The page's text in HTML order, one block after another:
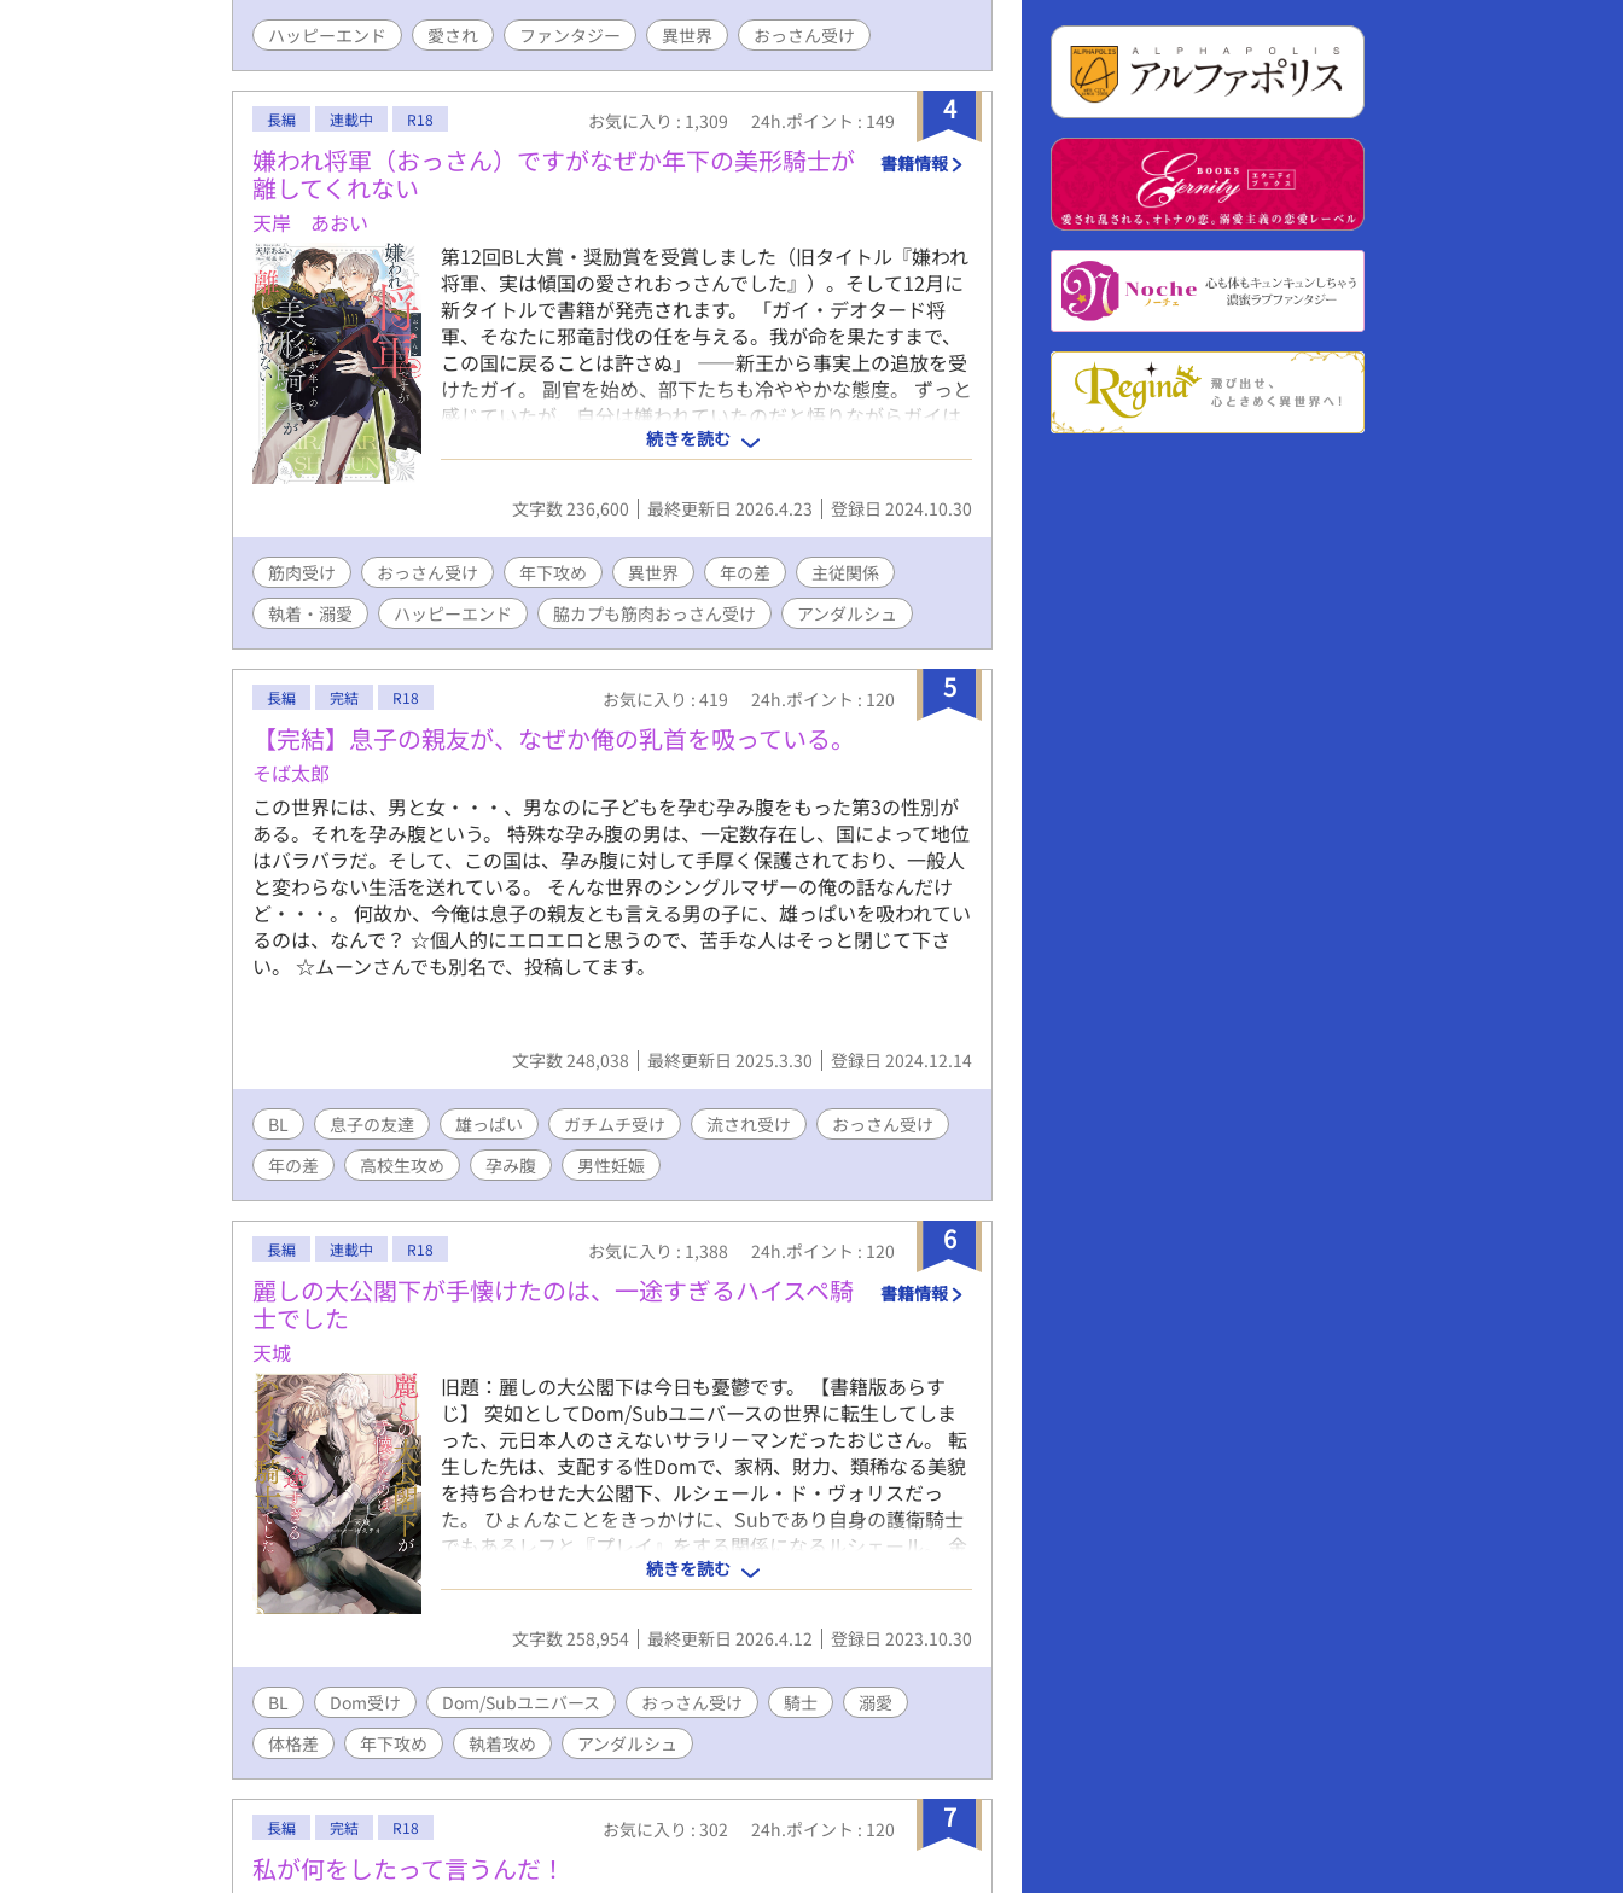
人の時間を探査版〜」にて一部抜粋形式で投稿しています
ハッピーエンド 愛され ファンタジー 異世界 おっさん受け
4
長編 連載中 R18 お気に入り : 1,309 24h.ポイント : 149
嫌われ将軍（おっさん）ですがなぜか年下の美形騎士が
離してくれない
天岸 あおい
書籍情報
第12回BL大賞・奨励賞を受賞しました（旧タイトル『嫌われ
将軍、実は傾国の愛されおっさんでした』）。そして12月に
新タイトルで書籍が発売されます。 「ガイ・デオタード将
軍、そなたに邪竜討伐の任を与える。我が命を果たすまで、
この国に戻ることは許さぬ」 ――新王から事実上の追放を受
けたガイ。 副官を始め、部下たちも冷ややかな態度。 ずっと
感じていたが、自分は嫌われていたのだと悟りながらガイは
王命を受け、邪竜討伐の旅に出る。 その際、一人の若き青年
エリクがガイのお供を申し出る。 兵を辞めてまで英雄を手伝
いたいというエリクに野心があるように感じつつ、ガイはエ
リクを連れて旅立つ。 エリクの野心も、新王の冷遇も、部下
筋肉おっさん受け好きに捧げる、実は愛されおっさん冒険
譚。 ※12/1ごろから書籍化記念の番外編を連載予定。二人と
一匹のハイテンションラブな後日談です。
続きを読む
文字数 236,600 最終更新日 2026.4.23 登録日 2024.10.30
筋肉受け おっさん受け 年下攻め 異世界 年の差
主従関係
執着・溺愛
ハッピーエンド 脇カプも筋肉おっさん受け アンダルシュ
5
長編 完結 R18 お気に入り : 419 24h.ポイント : 120
【完結】息子の親友が、なぜか俺の乳首を吸っている。
そば太郎
この世界には、男と女・・・、男なのに子どもを孕む孕み腹をもった第3の性別が
ある。それを孕み腹という。 特殊な孕み腹の男は、一定数存在し、国によって地位
はバラバラだ。そして、この国は、孕み腹に対して手厚く保護されており、一般人
と変わらない生活を送れている。 そんな世界のシングルマザーの俺の話なんだけ
ど・・・。 何故か、今俺は息子の親友とも言える男の子に、雄っぱいを吸われてい
るのは、なんで？ ☆個人的にエロエロと思うので、苦手な人はそっと閉じて下さ
い。 ☆ムーンさんでも別名で、投稿してます。
文字数 248,038 最終更新日 2025.3.30 登録日 2024.12.14
BL 息子の友達 雄っぱい ガチムチ受け 流され受け
おっさん受け
年の差
高校生攻め 孕み腹 男性妊娠
6
長編 連載中 R18 お気に入り : 1,388 24h.ポイント : 120
麗しの大公閣下が手懐けたのは、一途すぎるハイスペ騎
士でした
天城
書籍情報
旧題：麗しの大公閣下は今日も憂鬱です。 【書籍版あらす
じ】 突如としてDom/Subユニバースの世界に転生してしま
った、元日本人のさえないサラリーマンだったおじさん。 転
生した先は、支配する性Domで、家柄、財力、類稀なる美貌
を持ち合わせた大公閣下、ルシェール・ド・ヴォリスだっ
た。 ひょんなことをきっかけに、Subであり自身の護衛騎士
でもあるレフと『プレイ』をする関係になるルシェール。 金
髪で大人びた容貌のレフは、主を敬い、甲斐甲斐しく奉仕し
てくれる。 そんな彼にルシェールは恋慕の情を抱きはじめ、
レフもまた、奉仕を重ねる中でルシェールに同じ感情を向け
るようになる。 愛を深めていく二人だったが、やがて国を揺
人気を博した異色のDom受けBLが、ついに書籍化!! -----------
--------------- ★以下、元々あったあらすじ記念に残しておき
ます★ さえないサラリーマンだったオジサンは、家柄・財
力・才能と類い稀なる美貌も持ち合わせた大公閣下ルシェー
ル・ド・ヴォリスに転生した。 英雄の華々しい生活に突然放
り込まれて中の人は毎日憂鬱だった。腐男子だった彼は知っ
ている。 この世界、Dom/Subユニバースってやつだよ
続きを読む
文字数 258,954 最終更新日 2026.4.12 登録日 2023.10.30
BL Dom受け Dom/Subユニバース おっさん受け 騎士
溺愛
体格差
年下攻め 執着攻め アンダルシュ
7
長編 完結 R18 お気に入り : 302 24h.ポイント : 120
私が何をしたって言うんだ！